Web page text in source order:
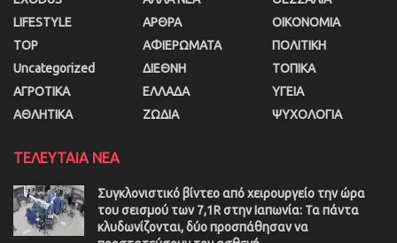
LIFESTYLE
TOP
Uncategorized
ΑΓΡΟΤΙΚΑ
ΑΘΛΗΤΙΚΑ
ΑΡΘΡΑ
ΑΦΙΕΡΩΜΑΤΑ
ΔΙΕΘΝΗ
ΕΛΛΑΔΑ
ΖΩΔΙΑ
ΟΙΚΟΝΟΜΙΑ
ΠΟΛΙΤΙΚΗ
ΤΟΠΙΚΑ
ΥΓΕΙΑ
ΨΥΧΟΛΟΓΙΑ
ΤΕΛΕΥΤΑΙΑ ΝΕΑ
Συγκλονιστικό βίντεο από χειρουργείο την ώρα
του σεισμού των 7,1R στην Ιαπωνία: Τα πάντα
κλυδωνίζονται, δύο προσπάθησαν να